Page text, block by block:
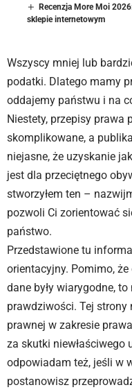
Recenzja More Moi
sklepie internetowym
Wszyscy mniej lub
podatki. Dlatego mamy
oddajemy państwu i na
Niestety, przepisy prawa
skomplikowane, a
niejasne, że uzyskanie
jest dla przeciętnego
stworzyłem ten –
pozwoli Ci zorientować
państwo.
Przedstawione tu
orientacyjny. Pomimo, że
dane były wiarygodne,
prawdziwości. Tej
prawnej w zakresie
za skutki
odpowiadam też, jeśli w
postanowisz